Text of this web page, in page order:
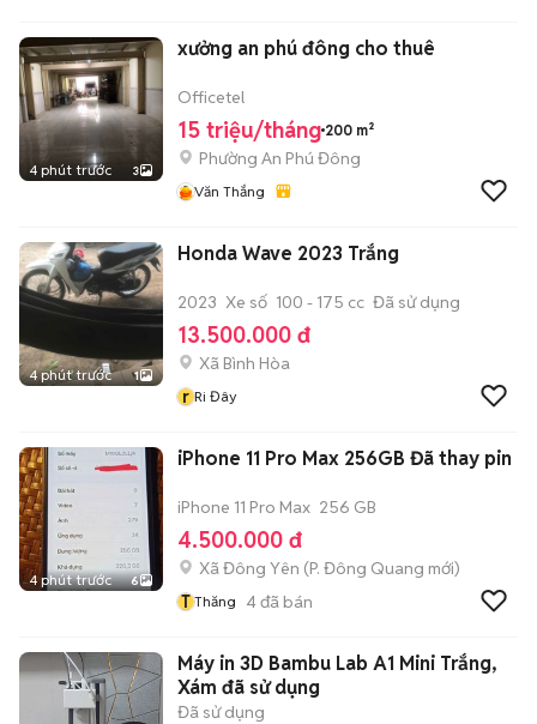
4 phút trước 3
xưởng an phú đông cho thuê
Officetel
15 triệu/tháng 200 m²
Phường An Phú Đông
Văn Thắng
4 phút trước 1
Honda Wave 2023 Trắng
2023 Xe số 100 - 175 cc Đã sử dụng
13.500.000 đ
Xã Bình Hòa
r Ri Đây
4 phút trước 6
iPhone 11 Pro Max 256GB Đã thay pin
iPhone 11 Pro Max 256 GB
4.500.000 đ
Xã Đông Yên (P. Đông Quang mới)
T Thăng 4đã bán
Máy in 3D Bambu Lab A1 Mini Trắng,
Xám đã sử dụng
Đã sử dụng